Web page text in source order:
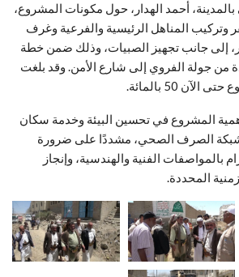
أحمد الهدار، حول مكونات المشروع،
وتركيب المناهل الرئيسية والفرعية وغرف
بطول 700 متر، إلى جانب تجهيز الصبيات، وذلك ضمن خطة
من جولة الفروي إلى شارع الأمن. وقد بلغت
50 بالمائة.
المشروع في تحسين البيئة وخدمة سكان
الصرف الصحي، مشددًا على ضرورة
بالمواصفات الفنية والهندسية، وإنجاز
المحددة.